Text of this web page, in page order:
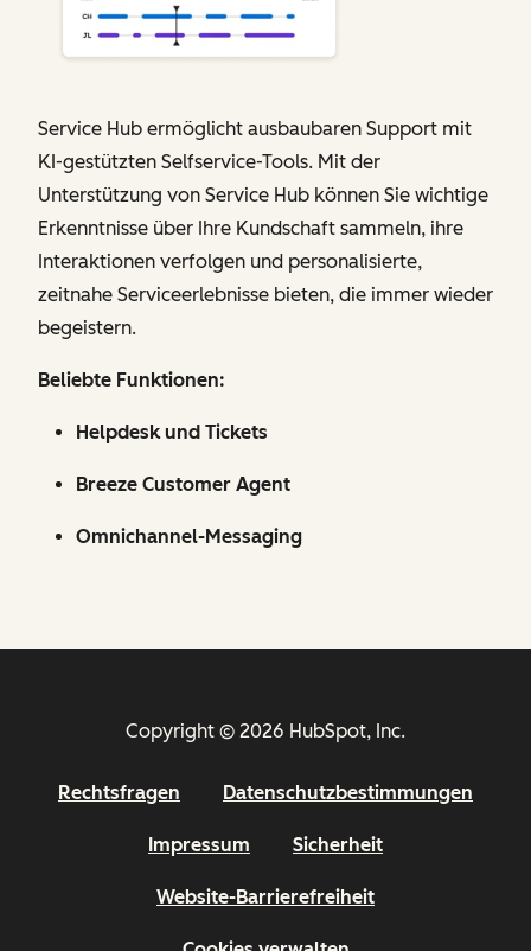
Service Hub ermöglicht ausbaubaren Support mit
KI-gestützten Selfservice-Tools. Mit der
Unterstützung von Service Hub können Sie wichtige
Erkenntnisse über Ihre Kundschaft sammeln, ihre
Interaktionen verfolgen und personalisierte,
zeitnahe Serviceerlebnisse bieten, die immer wieder
begeistern.
Beliebte Funktionen:
Helpdesk und Tickets
Breeze Customer Agent
Omnichannel-Messaging
Copyright © 2026 HubSpot, Inc.
Rechtsfragen Datenschutzbestimmungen
Impressum Sicherheit
Website-Barrierefreiheit